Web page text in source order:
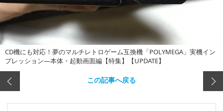
CD機にも対応！夢のマルチレトロゲーム互換機「POLYMEGA」実機イン
プレッション―本体・起動画面編【特集】【UPDATE】
この記事へ戻る